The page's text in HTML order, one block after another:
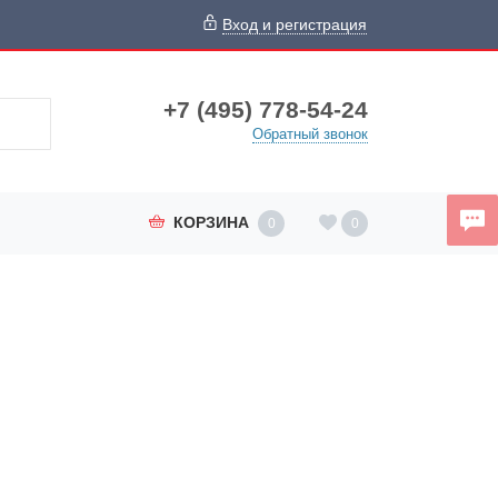
Вход и регистрация
+7 (495) 778-54-24
Обратный звонок
КОРЗИНА 0 0